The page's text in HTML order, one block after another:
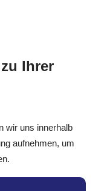
Ihrer
wir uns innerhalb
aufnehmen, um